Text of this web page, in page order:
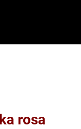
rosa